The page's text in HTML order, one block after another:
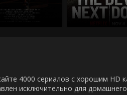
4000 сериалов с хорошим HD
исключительно для